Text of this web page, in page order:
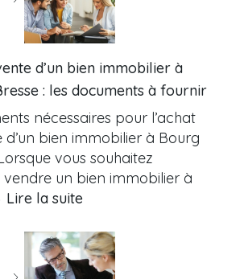
d’un bien immobilier à
: les documents à fournir
nécessaires pour l’achat
d’un bien immobilier à Bourg
vous souhaitez
un bien immobilier à
Lire la suite